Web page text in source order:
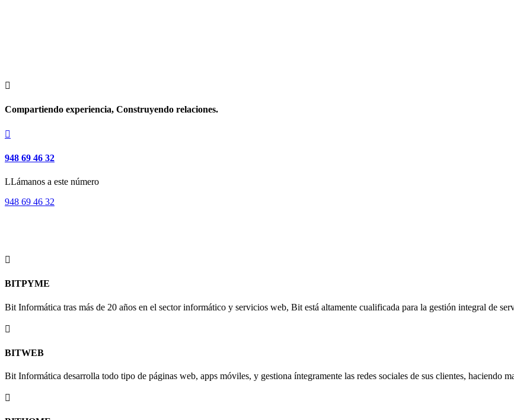

Compartiendo experiencia, Construyendo relaciones.

948 69 46 32
LLámanos a este número
948 69 46 32

BITPYME
Bit Informática tras más de 20 años en el sector informático y servicios web, Bit está altamente cualificada para la gestión integral de

BITWEB
Bit Informática desarrolla todo tipo de páginas web, apps móviles, y gestiona íntegramente las redes sociales de sus clientes, haciendo
